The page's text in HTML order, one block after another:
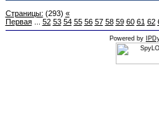
Страницы: (293) «
Первая... 52 53 54 55 56 57 58 59 60 61 62
Powered by